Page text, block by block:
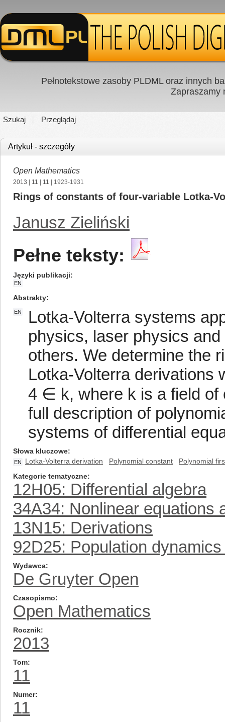
Pełnotekstowe zasoby PLDML oraz innych
Zapraszamy
Szukaj Przeglądaj
Artykuł - szczegóły
Open Mathematics
2013 11 11 | 1923-1931
Rings of constants of four-variable Lotka-
Janusz Zieliński
Pełne teksty:
Języki publikacji
EN
Abstrakty
EN
Lotka-Volterra systems
physics, laser physics
others. We determine the
Lotka-Volterra derivations
4 ∈ k, where k is a field of
full description of
systems of differential
Słowa kluczowe
EN Lotka-Volterra derivation Polynomial constant
Polynomial
Kategorie tematyczne
12H05: Differential algebra
34A34: Nonlinear equations
13N15: Derivations
92D25: Population
Wydawca
De Gruyter Open
Czasopismo
Open Mathematics
Rocznik
2013
Tom
11
Numer
11